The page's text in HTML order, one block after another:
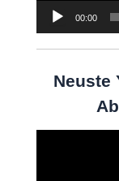
00:00
Neuste